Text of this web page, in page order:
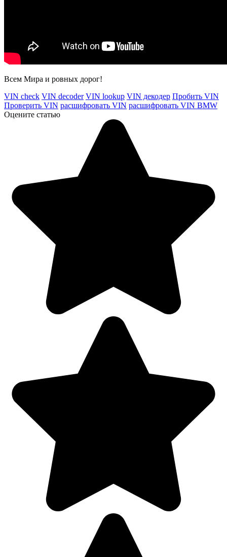
Всем Мира и ровных дорог!
VIN check VIN decoder VIN lookup VIN декодер Пробить VIN
Проверить VIN расшифровать VIN расшифровать VIN BMW
Оцените статью